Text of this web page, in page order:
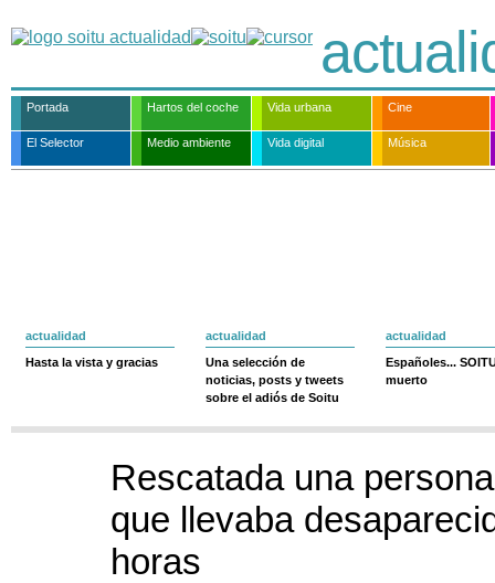
Portada Hartos del coche Vida urbana Cine
El Selector Medio ambiente Vida digital Música
actualidad
Hasta la vista y gracias
actualidad
Una selección de
noticias, posts y tweets
sobre el adiós de Soitu
actualidad
Españoles...
muerto
Rescatada una
que llevaba
horas